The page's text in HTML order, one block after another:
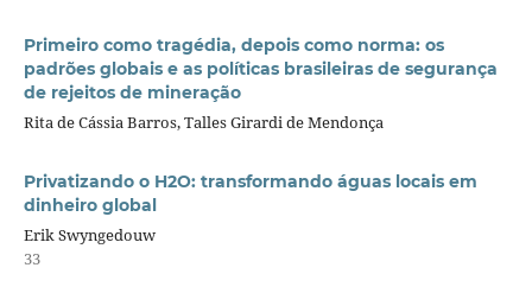
Primeiro como tragédia, depois como norma: os
padrões globais e as políticas brasileiras de segurança
de rejeitos de mineração
Rita de Cássia Barros, Talles Girardi de Mendonça
Privatizando o H2O: transformando águas locais em
dinheiro global
Erik Swyngedouw
33